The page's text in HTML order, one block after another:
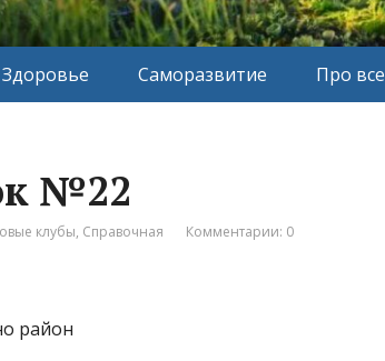
Здоровье Саморазвитие Про все
№22
клубы, Справочная Комментарии: 0
район